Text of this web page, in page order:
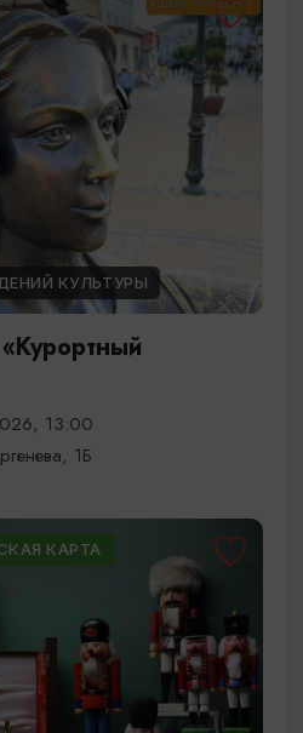
КУЛЬТУРЫ
13:00
1Б
КАРТА